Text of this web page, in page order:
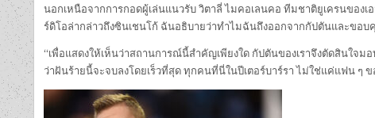
นอกเหนือจากการกอดผู้เล่นแนวรับ วิตาลี่ ไมคอเลนคอ ทีมชาติยูเครนของเ
ร์ดิโอล่ากล่าวถึงซินเชนโก้ ฉันอธิบายว่าทำไมฉันถึงออกจากกัปตันและขอ
“เพื่อแสดงให้เห็นว่าสถานการณ์นี้สำคัญเพียงใด กัปตันของเราจึงตัดสินใจ
ว่าฝันร้ายนี้จะจบลงโดยเร็วที่สุด ทุกคนที่นี่ในปีเตอร์บาร์รา ไม่ใช่แค่แฟน ๆ